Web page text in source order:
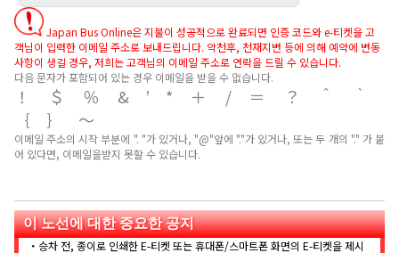
Japan Bus Online은 지불이 성공적으로 완료되면 인증 코드와 e-티켓을 고
객님이 입력한 이메일 주소로 보내드립니다. 악천후, 천재지변 등에 의해 예약에 변동
사항이 생길 경우, 저희는 고객님의 이메일 주소로 연락을 드릴 수 있습니다.
다음 문자가 포함되어 있는 경우 이메일을 받을 수 없습니다.
！＄％&’*＋/＝？＾｀
｛｝～
이메일 주소의 시작 부분에 ". "가 있거나, "@"앞에 "."가 있거나, 또는 두 개의 "." 가 붙
어 있다면, 이메일을받지 못할 수 있습니다.
이 노선에 대한 중요한 공지
・승차 전, 종이로 인쇄한 E-티켓 또는 휴대폰/스마트폰 화면의 E-티켓을 제시